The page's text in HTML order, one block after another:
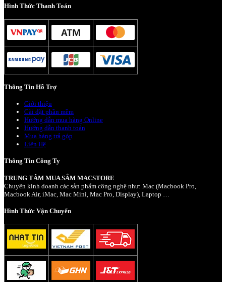
Hình Thức Thanh Toán
Thông Tin Hỗ Trợ
Giới thiệu
Cài đặt phần mềm
Hướng dẫn mua hàng Online
Hướng dẫn thanh toán
Mua hàng trả góp
Liên Hệ
Thông Tin Công Ty
TRUNG TÂM MUA SẮM MACSTORE
Chuyên kinh doanh các sản phẩm công nghệ như: Mac (Macbook Pro,
Macbook Air, iMac, Mac Mini, Mac Pro, Display), Laptop …
Hình Thức Vận Chuyển